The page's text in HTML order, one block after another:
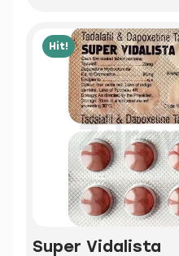
Hit!
Super Vidalista